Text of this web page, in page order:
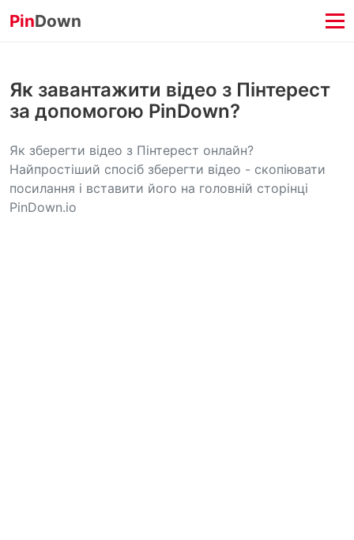
PinDown
Як завантажити відео з Пінтерест
за допомогою PinDown?
Як зберегти відео з Пінтерест онлайн?
Найпростіший спосіб зберегти відео - скопіювати
посилання і вставити його на головній сторінці
PinDown.io